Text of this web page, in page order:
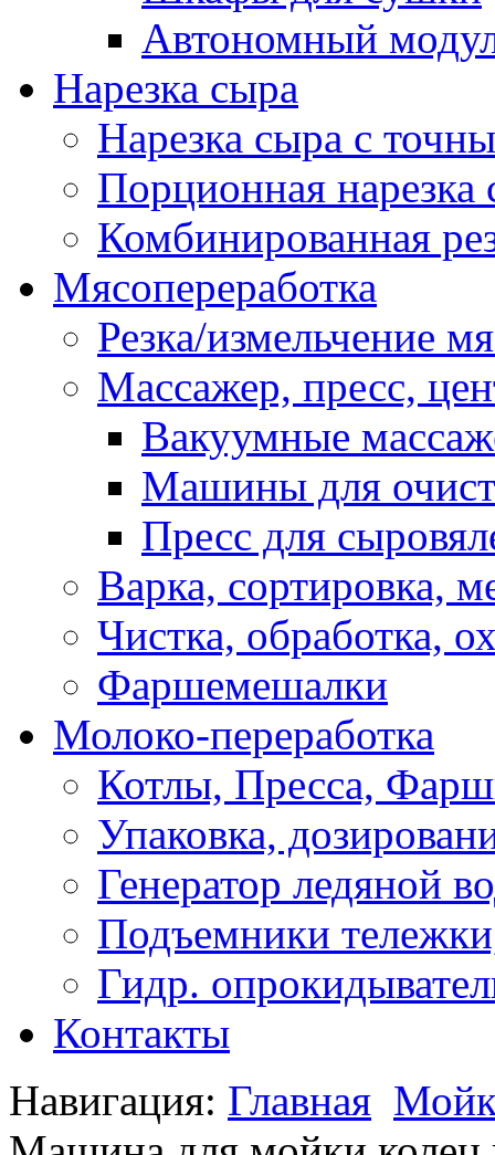
Автономный
Нарезка сыра
Нарезка сыра с
Порционная нарезка
Комбинированная
Мясопереработка
Резка/измельчение
Массажер, пресс,
Вакуумные
Машины для
Пресс для
Варка, сортировка,
Чистка, обработка,
Фаршемешалки
Молоко-переработка
Котлы, Пресса,
Упаковка,
Генератор ледяной
Подъемники
Гидр.
Контакты
Навигация: Главная